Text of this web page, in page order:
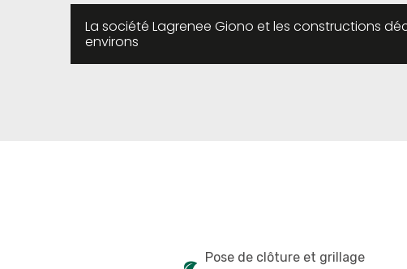
La société Lagrenee Giono et les constructions
environs
Pose de clôture et grillage